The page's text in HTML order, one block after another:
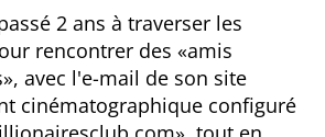
2 ans à traverser les
rencontrer des
amis
, avec l'e-mail de son site
cinématographique configuré